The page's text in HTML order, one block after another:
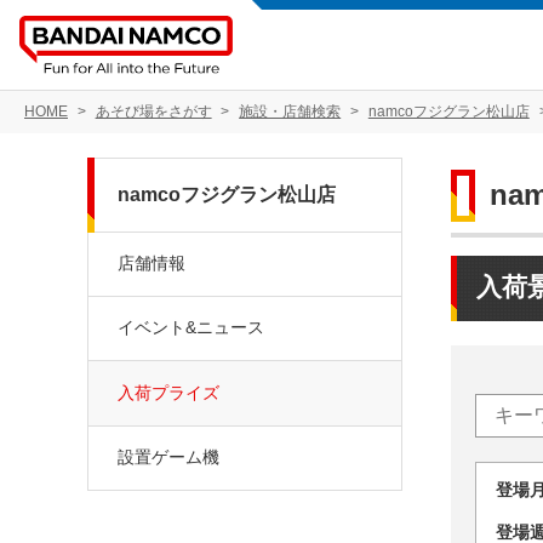
HOME あそび場をさがす 施設・店舗検索 namcoフジグラン松山店
入荷
登
登
namcoフジグラン松山店
店舗情報
イベント&ニュース
入荷プライズ
設置ゲーム機